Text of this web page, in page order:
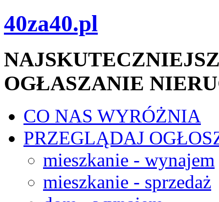
40za40.pl
OGŁASZANIE
CO NAS WYRÓŻNIA
PRZEGLĄDAJ
mieszkanie - wynajem
mieszkanie - sprzedaż